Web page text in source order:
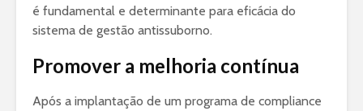
é fundamental e determinante para eficácia do
sistema de gestão antissuborno.
Promover a melhoria contínua
Após a implantação de um programa de compliance